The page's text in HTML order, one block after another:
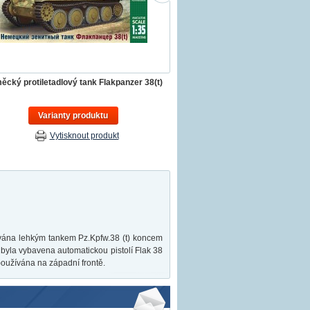
protiletadlový tank Flakpanzer 38(t)
Varianty produktu
Vytisknout produkt
lehkým tankem Pz.Kpfw.38 (t) koncem
vybavena automatickou pistolí Flak 38
na západní frontě.